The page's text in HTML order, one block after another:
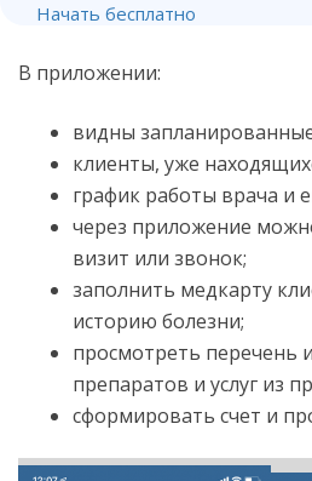
Начать бесплатно
В приложении:
видны
клиенты, уже
график работы врача и
через приложение
визит или звонок;
заполнить медкарту
историю болезни;
просмотреть перечень
препаратов и услуг из
сформировать счет и